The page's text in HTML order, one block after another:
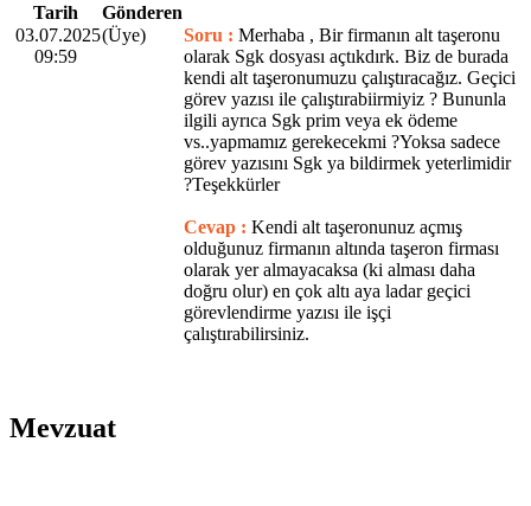
Tarih
Gönderen
03.07.2025
09:59
(Üye) Soru : Merhaba , Bir firmanın alt taşeronu
olarak Sgk dosyası açtıkdırk. Biz de burada
kendi alt taşeronumuzu çalıştıracağız. Geçici
görev yazısı ile çalıştırabiirmiyiz ? Bununla
ilgili ayrıca Sgk prim veya ek ödeme
vs..yapmamız gerekecekmi ?Yoksa sadece
görev yazısını Sgk ya bildirmek yeterlimidir
?Teşekkürler
Cevap : Kendi alt taşeronunuz açmış
olduğunuz firmanın altında taşeron firması
olarak yer almayacaksa (ki alması daha
doğru olur) en çok altı aya ladar geçici
görevlendirme yazısı ile işçi
çalıştırabilirsiniz.
Mevzuat